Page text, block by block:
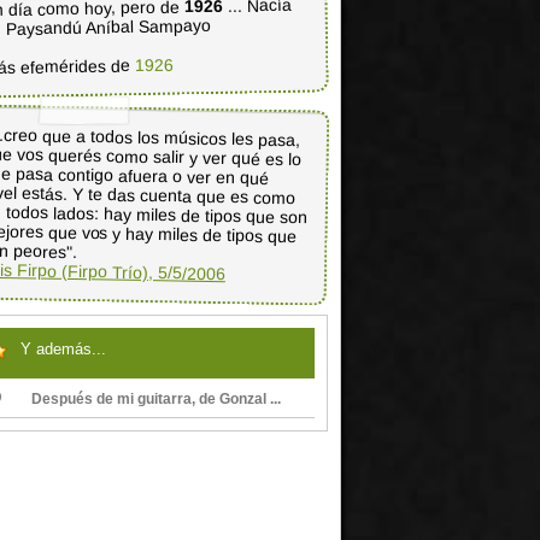
día como hoy, pero de 1926 ... Nacía
Paysandú Aníbal Sampayo
efemérides de 1926
que a todos los músicos les pasa,
vos querés como salir y ver qué es lo
pasa contigo afuera o ver en qué
estás. Y te das cuenta que es como
todos lados: hay miles de tipos que son
que vos y hay miles de tipos que
peores".
Firpo (Firpo Trío), 5/5/2006
Y además...
Después de mi guitarra, de Gonzal ...